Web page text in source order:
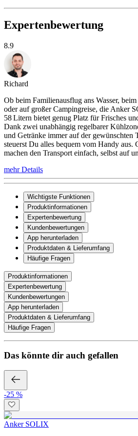
Expertenbewertung
8.9
Richard
Ob beim Familienausflug ans Wasser,
oder auf großer Campingreise, die Anker
58 Litern bietet genug Platz für Frisches
Dank zwei unabhängig regelbarer
und Getränke immer auf der gewünschten
steuerst Du alles bequem vom Handy
machen den Transport einfach, selbst auf
mehr Details
Wichtigste Funktionen
Produktinformationen
Expertenbewertung
Kundenbewertungen
App herunterladen
Produktdaten & Lieferumfang
Häufige Fragen
Produktinformationen
Expertenbewertung
Kundenbewertungen
App herunterladen
Produktdaten & Lieferumfang
Häufige Fragen
Das könnte dir auch gefallen
-25 %
Anker SOLIX